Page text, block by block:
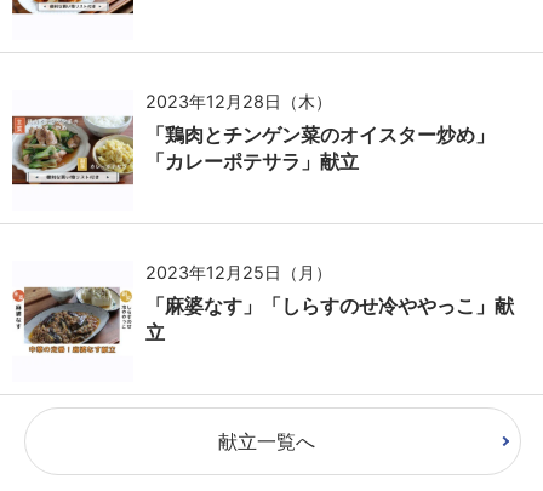
2023年12月28日（木）
「鶏肉とチンゲン菜のオイスター炒め」
「カレーポテサラ」献立
2023年12月25日（月）
「麻婆なす」「しらすのせ冷ややっこ」献
立
献立一覧へ